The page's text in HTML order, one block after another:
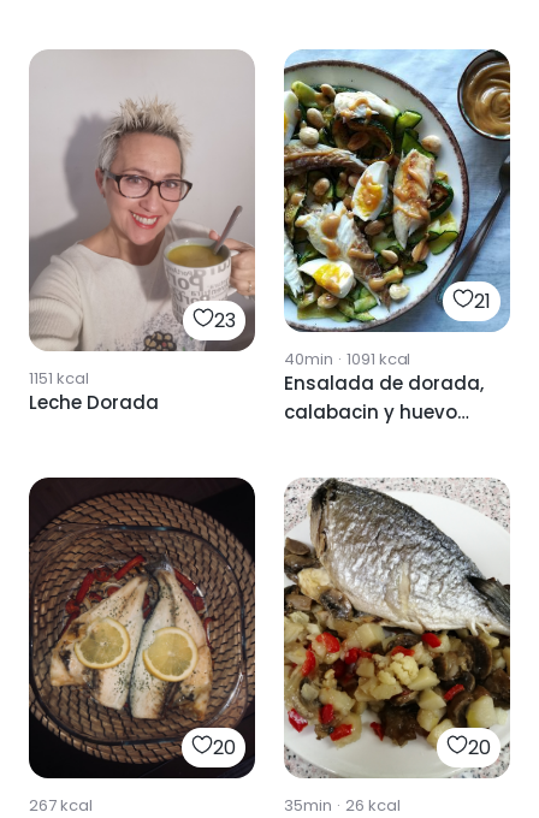
23
1151 kcal
Leche Dorada
21
40min · 1091 kcal
Ensalada de dorada,
calabacin y huevo
20
267kcal
20
35min · 26 kcal